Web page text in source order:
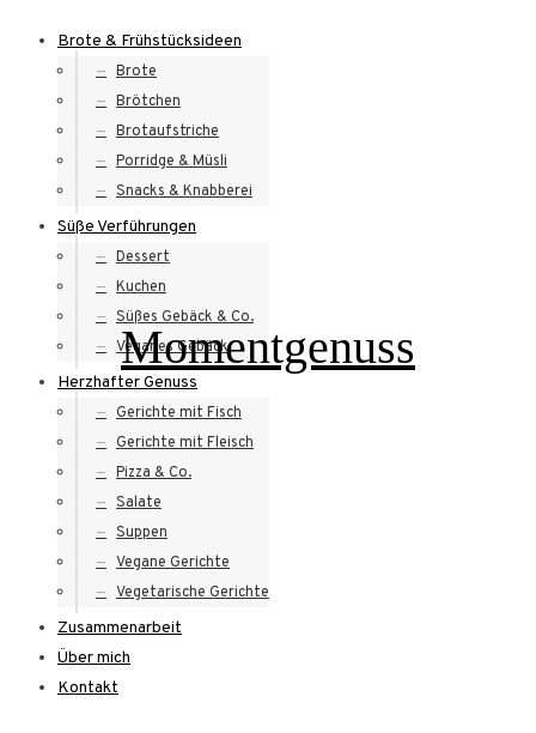
Momentgenuss
Brote & Frühstücksideen
Brote
Brötchen
Brotaufstriche
Porridge & Müsli
Snacks & Knabberei
Süße Verführungen
Dessert
Kuchen
Süßes Gebäck & Co.
Veganes Gebäck
Herzhafter Genuss
Gerichte mit Fisch
Gerichte mit Fleisch
Pizza & Co.
Salate
Suppen
Vegane Gerichte
Vegetarische Gerichte
Zusammenarbeit
Über mich
Kontakt